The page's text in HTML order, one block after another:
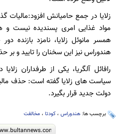
زلایا در جمع حامیانش افزود:مالیات
مواد غذایی امری پسندیده نیست و
همسر مانوئل زلایا، نامزد بازنده دور
هندوراس نیز این سخنان را تایید و بر
رافائل آلگریا، یکی از طرفداران
سیاست های زلایا گفته است: حذف
دولت جدید قرار بگیرد.
برچسب ها: هندوراس ، کودتا ، مخالفت